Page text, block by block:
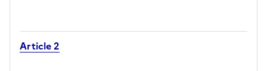
Article 2